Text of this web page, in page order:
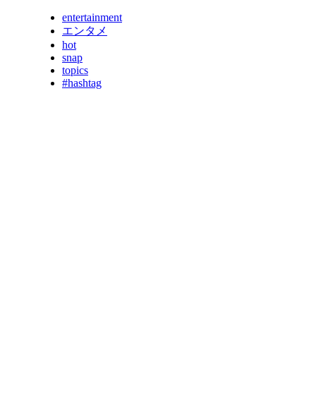
entertainment
エンタメ
hot
snap
topics
#hashtag